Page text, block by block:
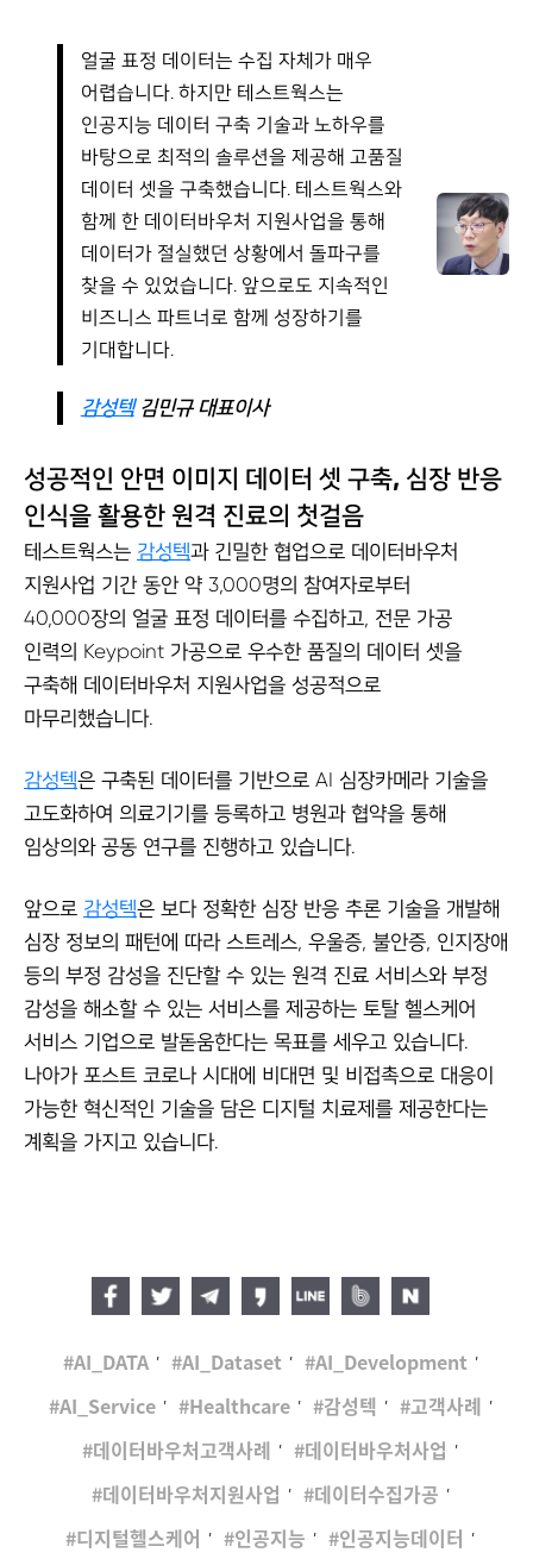
얼굴 표정 데이터는 수집 자체가 매우
어렵습니다. 하지만 테스트웍스는
인공지능 데이터 구축 기술과 노하우를
바탕으로 최적의 솔루션을 제공해 고품질
데이터 셋을 구축했습니다. 테스트웍스와
함께 한 데이터바우처 지원사업을 통해
데이터가 절실했던 상황에서 돌파구를
찾을 수 있었습니다. 앞으로도 지속적인
비즈니스 파트너로 함께 성장하기를
기대합니다.
감성텍김민규 대표이사
성공적인 안면 이미지 데이터 셋 구축, 심장 반응
인식을 활용한 원격 진료의 첫걸음
테스트웍스는 감성텍과 긴밀한 협업으로 데이터바우처
지원사업 기간 동안 약 3,000명의 참여자로부터
40,000장의 얼굴 표정 데이터를 수집하고, 전문 가공
인력의 Keypoint 가공으로 우수한 품질의 데이터 셋을
구축해 데이터바우처 지원사업을 성공적으로
마무리했습니다.
감성텍은 구축된 데이터를 기반으로 AI 심장카메라 기술을
고도화하여 의료기기를 등록하고 병원과 협약을 통해
임상의와 공동 연구를 진행하고 있습니다.
앞으로 감성텍은 보다 정확한 심장 반응 추론 기술을 개발해
심장 정보의 패턴에 따라 스트레스, 우울증, 불안증, 인지장애
등의 부정 감성을 진단할 수 있는 원격 진료 서비스와 부정
감성을 해소할 수 있는 서비스를 제공하는 토탈 헬스케어
서비스 기업으로 발돋움한다는 목표를 세우고 있습니다.
나아가 포스트 코로나 시대에 비대면 및 비접촉으로 대응이
가능한 혁신적인 기술을 담은 디지털 치료제를 제공한다는
계획을 가지고 있습니다.
AI_DATA , AI_Dataset , AI_Development ,
AI_Service , Healthcare , 감성텍 , 고객사례 ,
데이터바우처고객사례 , 데이터바우처사업 ,
데이터바우처지원사업 , 데이터수집가공 ,
디지털헬스케어 , 인공지능 , 인공지능데이터 ,